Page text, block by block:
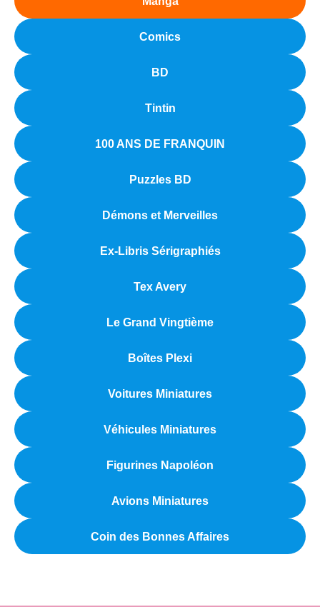
Comics
BD
Tintin
100 ANS DE FRANQUIN
Puzzles BD
Démons et Merveilles
Ex-Libris Sérigraphiés
Tex Avery
Le Grand Vingtième
Boîtes Plexi
Voitures Miniatures
Véhicules Miniatures
Figurines Napoléon
Avions Miniatures
Coin des Bonnes Affaires